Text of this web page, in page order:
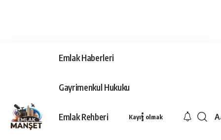
Emlak Haberleri
Gayrimenkul Hukuku
Emlak Rehberi Kayıt olmak